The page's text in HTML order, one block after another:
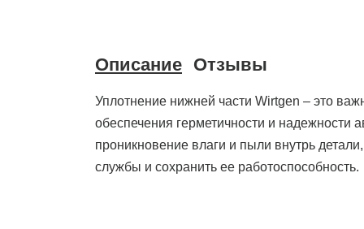
Описание Отзывы
Уплотнение нижней части Wirtgen – это
обеспечения герметичности и надежности
проникновение влаги и пыли внутрь
службы и сохранить ее работоспособность.